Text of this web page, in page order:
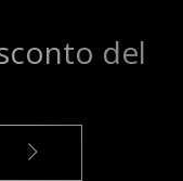
del